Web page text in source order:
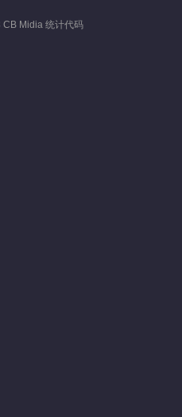
Midia 统计代码